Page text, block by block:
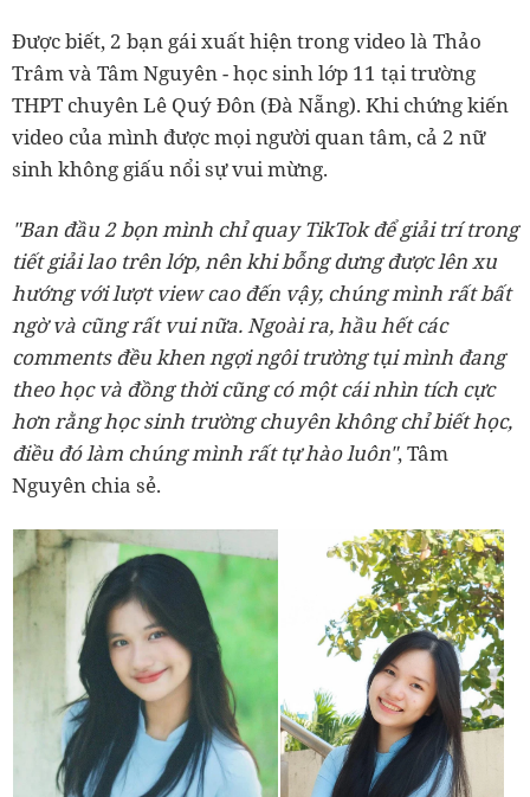
Được biết, 2 bạn gái xuất hiện trong video là Thảo
Trâm và Tâm Nguyên - học sinh lớp 11 tại trường
THPT chuyên Lê Quý Đôn (Đà Nẵng). Khi chứng kiến
video của mình được mọi người quan tâm, cả 2 nữ
sinh không giấu nổi sự vui mừng.
"Ban đầu 2 bọn mình chỉ quay TikTok để giải trí trong
tiết giải lao trên lớp, nên khi bỗng dưng được lên xu
hướng với lượt view cao đến vậy, chúng mình rất bất
ngờ và cũng rất vui nữa. Ngoài ra, hầu hết các
comments đều khen ngợi ngôi trường tụi mình đang
theo học và đồng thời cũng có một cái nhìn tích cực
hơn rằng học sinh trường chuyên không chỉ biết học,
điều đó làm chúng mình rất tự hào luôn", Tâm
Nguyên chia sẻ.